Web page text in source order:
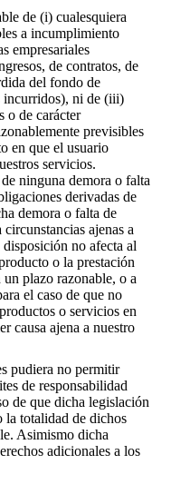
de (i) cualesquiera
a incumplimiento
empresariales
de contratos, de
del fondo de
incurridos), ni de (iii)
o de carácter
previsibles
en que el usuario
servicios.
ninguna demora o falta
derivadas de
demora o falta de
ajenas a
no afecta al
o la prestación
plazo razonable, o a
el caso de que no
o servicios en
causa ajena a nuestro
pudiera no permitir
de responsabilidad
de que dicha legislación
la totalidad de dichos
Asimismo dicha
adicionales a los